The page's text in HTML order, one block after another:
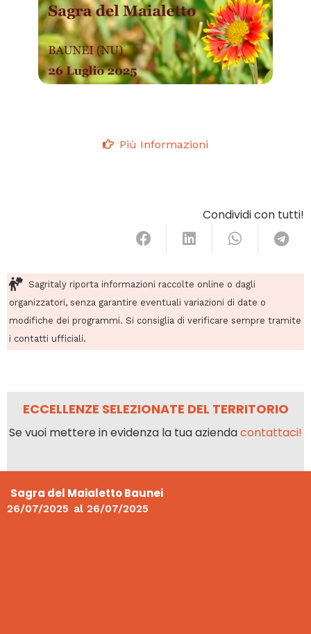
Più Informazioni
Condividi con tutti!
Sagritaly riporta informazioni raccolte online o dagli
organizzatori, senza garantire eventuali variazioni di date o
modifiche dei programmi. Si consiglia di verificare sempre tramite
i contatti ufficiali.
ECCELLENZE SELEZIONATE DEL TERRITORIO
Se vuoi mettere in evidenza la tua aziendacontattaci!
Sagra del Maialetto Baunei
26/07/2025 al 26/07/2025